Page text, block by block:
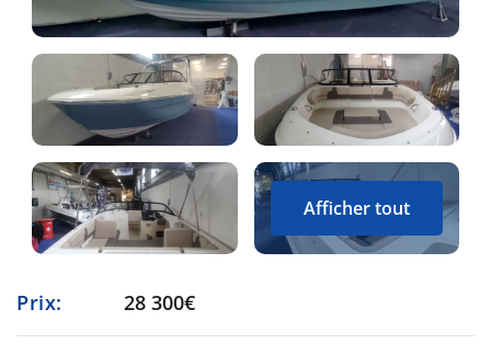
Afficher tout
Prix: 28 300€